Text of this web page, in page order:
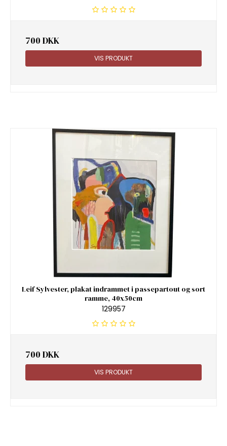
700 DKK
VIS PRODUKT
Leif Sylvester, plakat indrammet i passepartout og sort
ramme, 40x50cm
129957
700 DKK
VIS PRODUKT